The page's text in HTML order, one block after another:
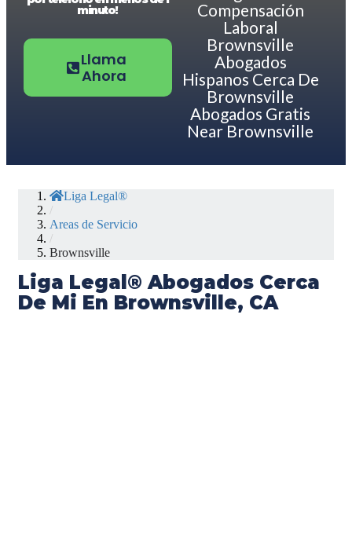
minuto!
Llama
Ahora
Compensación
Laboral
Brownsville
Abogados
Hispanos Cerca De
Brownsville
Abogados Gratis
Near Brownsville
Liga Legal®
/
Areas de Servicio
/
Brownsville
Liga Legal® Abogados Cerca
De Mi En Brownsville, CA